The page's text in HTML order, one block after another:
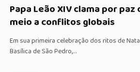
Papa Leão XIV clama por
meio a conflitos globais
Em sua primeira celebração dos ritos de
Basílica de São Pedro,…